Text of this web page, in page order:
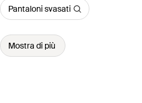
Pantaloni svasati
Mostra di più